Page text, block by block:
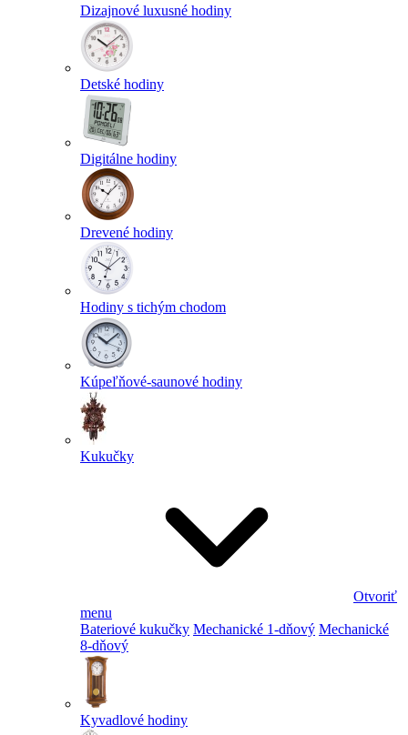
Dizajnové luxusné hodiny
Detské hodiny
Digitálne hodiny
Drevené hodiny
Hodiny s tichým chodom
Kúpeľňové-saunové hodiny
Kukučky
Otvoriť
menu
Bateriové kukučky Mechanické 1-dňový Mechanické
8-dňový
Kyvadlové hodiny